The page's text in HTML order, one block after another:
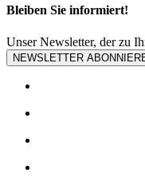
Bleiben Sie informiert!
Unser Newsletter, der zu
NEWSLETTER